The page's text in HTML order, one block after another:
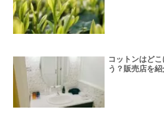
コットンはど
う？販売店を紹